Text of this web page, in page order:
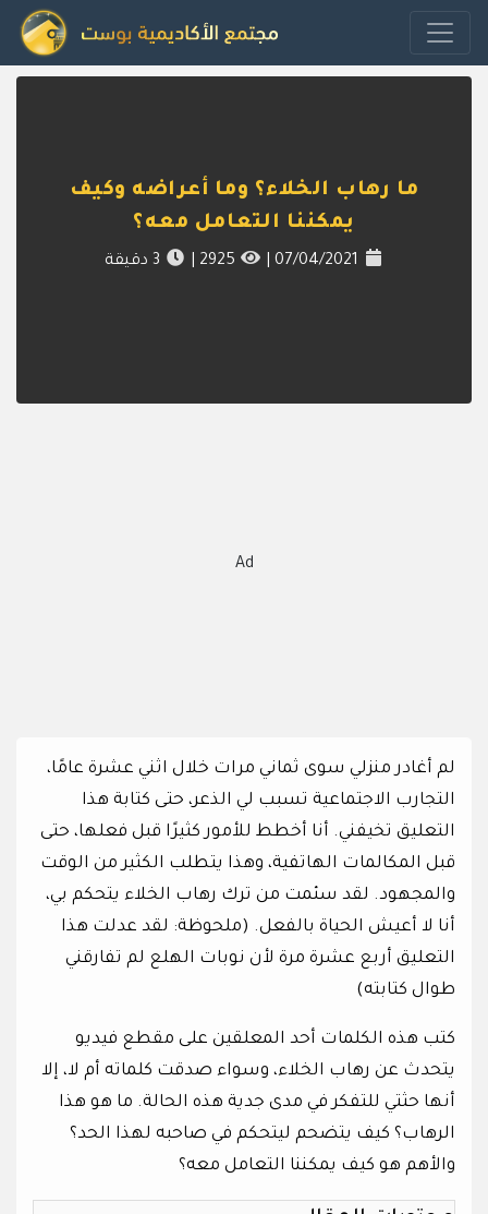
ما رهاب الخلاء؟ وما أعراضه وكيف
يمكننا التعامل معه؟
07/04/2021
3 دقيقة
Ad
لم أغادر منزلي سوى ثماني مرات خلال اثني عشرة عامًا،
التجارب الاجتماعية تسبب لي الذعر، حتى كتابة هذا
التعليق تخيفني. أنا أخطط للأمور كثيرًا قبل فعلها، حتى
قبل المكالمات الهاتفية، وهذا يتطلب الكثير من الوقت
والمجهود. لقد سئمت من ترك رهاب الخلاء يتحكم بي،
أنا لا أعيش الحياة بالفعل. (ملحوظة: لقد عدلت هذا
التعليق أربع عشرة مرة لأن نوبات الهلع لم تفارقني
طوال كتابته)
كتب هذه الكلمات أحد المعلقين على مقطع فيديو
يتحدث عن رهاب الخلاء، وسواء صدقت كلماته أم لا، إلا
أنها حثتي للتفكر في مدى جدية هذه الحالة. ما هو هذا
الرهاب؟ كيف يتضحم ليتحكم في صاحبه لهذا الحد؟
والأهم هو كيف يمكننا التعامل معه؟